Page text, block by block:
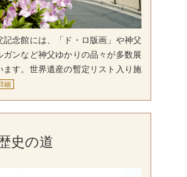
記念館には、「ド・ロ版画」や神父
ガンなど神父ゆかりの品々が多数展
ます。世界遺産の暫定リスト入り施
細
史の道